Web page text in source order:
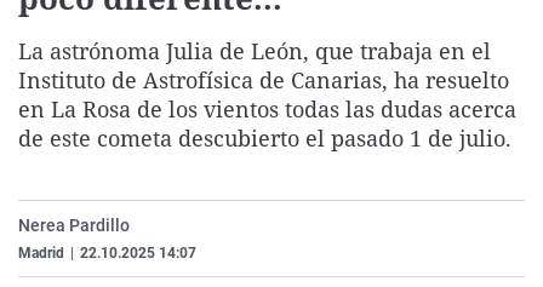
Gente viajera
Como el perro y el
Retornados
Equipo de
Operación Viuda
Galicia
La Rioja
Navarra
Televisión
Elecciones
La astrónoma Julia de León, que trabaja en el
Instituto de Astrofísica de Canarias, ha resuelto
en La Rosa de los vientos todas las dudas acerca
de este cometa descubierto el pasado 1 de julio.
Nerea Pardillo
Madrid 22.10.2025 14:07